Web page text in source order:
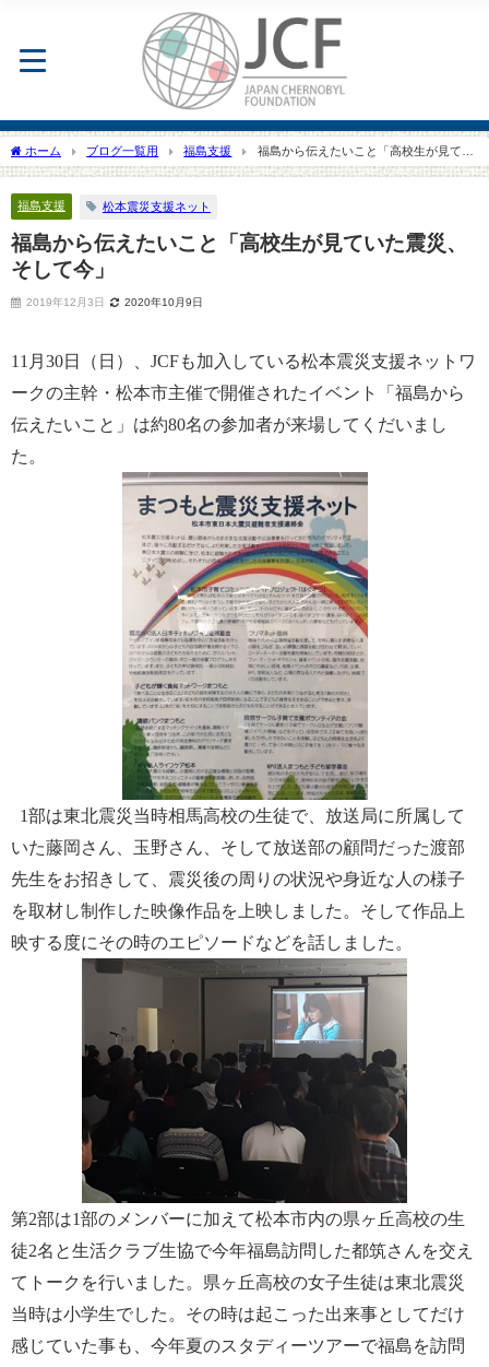
ホーム ブログ一覧用 福島支援
福島から伝えたいこと「高校生が見てい
た震災、そして今」
福島支援 松本震災支援ネット
福島から伝えたいこと「高校生が見ていた震災、
そして今」
2019年12月3日 2020年10月9日
11 月 30日（日）、 JCFも加入している松本震災支援ネットワ
ークの主幹・松本市主催で開催されたイベント「福島から
伝えたいこと」は約80名の参加者が来場してくだいまし
た。
1部は東北震災当時相馬高校の生徒で、放送局に所属して
いた藤岡さん、玉野さん、そして放送部の顧問だった渡部
先生をお招きして、震災後の周りの状況や身近な人の様子
を取材し制作した映像作品を上映しました。そして作品上
映する度にその時のエピソードなどを話しました。
第2部は1部のメンバーに加えて松本市内の県ヶ丘高校の生
徒2名と生活クラブ生協で今年福島訪問した都筑さんを交え
てトークを行いました。 県ヶ丘高校の女子生徒は東北震災
当時は小学生でした。その時は起こった出来事としてだけ
感じていた事も、今年夏のスタディーツアーで福島を訪問